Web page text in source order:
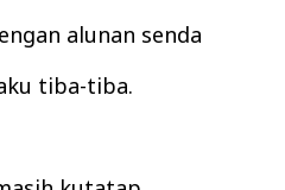
alunan senda
tiba-tiba.